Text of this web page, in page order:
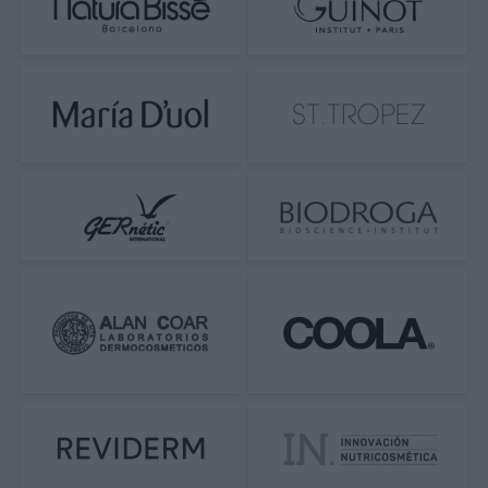
perfectamente entre 3 y 4 meses de